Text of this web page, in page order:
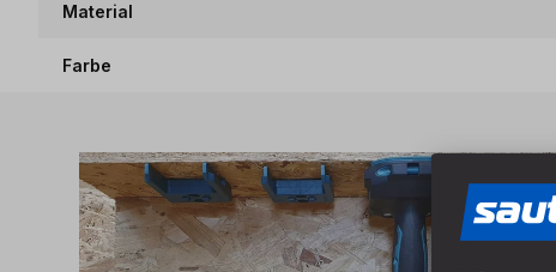
Material
Farbe